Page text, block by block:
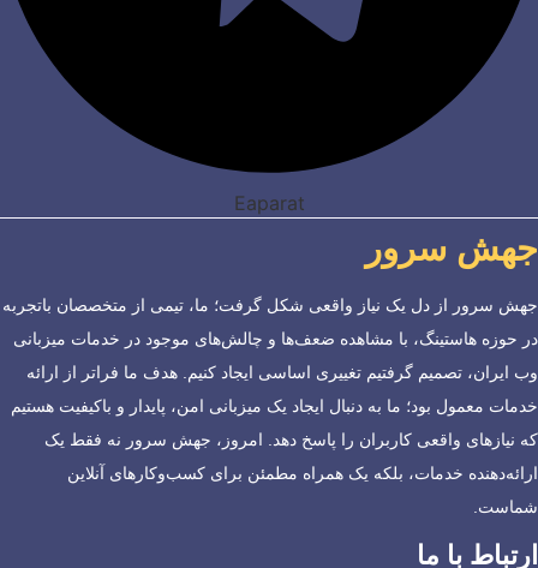
Eaparat
جهش سرور
جهش سرور از دل یک نیاز واقعی شکل گرفت؛ ما، تیمی از متخصصان باتجربه
در حوزه هاستینگ، با مشاهده ضعف‌ها و چالش‌های موجود در خدمات میزبانی
وب ایران، تصمیم گرفتیم تغییری اساسی ایجاد کنیم. هدف ما فراتر از ارائه
خدمات معمول بود؛ ما به دنبال ایجاد یک میزبانی امن، پایدار و باکیفیت هستیم
که نیازهای واقعی کاربران را پاسخ دهد. امروز، جهش سرور نه فقط یک
ارائه‌دهنده خدمات، بلکه یک همراه مطمئن برای کسب‌وکارهای آنلاین
شماست.
ارتباط با ما